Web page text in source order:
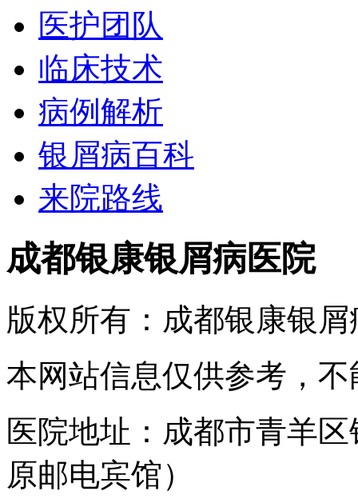
医护团队
临床技术
病例解析
银屑病百科
来院路线
成都银康银屑病医院
版权所有：成都银康银
本网站信息仅供参考，
医院地址：成都市青羊
原邮电宾馆）